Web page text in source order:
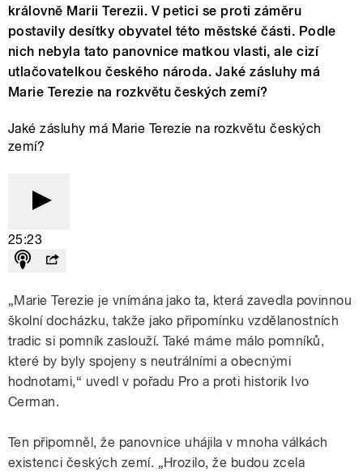
královně Marii Terezii. V petici se proti záměru
postavily desítky obyvatel této městské části. Podle
nich nebyla tato panovnice matkou vlasti, ale cizí
utlačovatelkou českého národa. Jaké zásluhy má
Marie Terezie na rozkvětu českých zemí?
Jaké zásluhy má Marie Terezie na rozkvětu českých
zemí?
25:23
„Marie Terezie je vnímána jako ta, která zavedla povinnou
školní docházku, takže jako připomínku vzdělanostních
tradic si pomník zaslouží. Také máme málo pomníků,
které by byly spojeny s neutrálními a obecnými
hodnotami,“ uvedl v pořadu Pro a proti historik Ivo
Cerman.
Ten připomněl, že panovnice uhájila v mnoha válkách
existenci českých zemí. „Hrozilo, že budou zcela